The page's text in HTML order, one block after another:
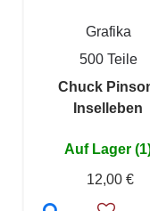
Grafika
500 Teile
Chuck
Inselleben
Auf Lager
12,00 €